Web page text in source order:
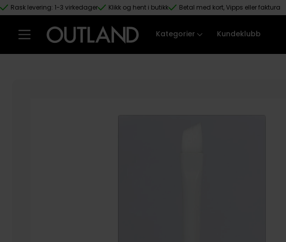
Hopp til hovedinnhold
Rask levering: 1-3 virkedager Klikk og hent i butikk Betal med kort, Vipps eller faktura
Kategorier Kundeklubb